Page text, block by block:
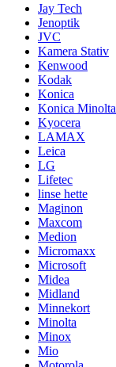
Jay Tech
Jenoptik
JVC
Kamera Stativ
Kenwood
Kodak
Konica
Konica Minolta
Kyocera
LAMAX
Leica
LG
Lifetec
linse hette
Maginon
Maxcom
Medion
Micromaxx
Microsoft
Midea
Midland
Minnekort
Minolta
Minox
Mio